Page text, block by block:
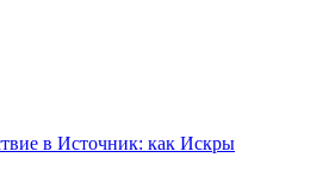
в Источник: как Искры